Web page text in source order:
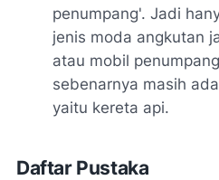
penumpang'. Jadi
jenis moda angkutan
atau mobil
sebenarnya masih
yaitu kereta api.
Daftar Pustaka